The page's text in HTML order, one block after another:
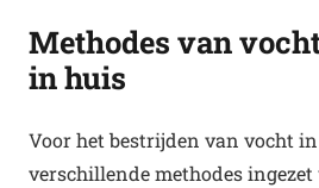
Methodes van
in huis
Voor het bestrijden van vocht
verschillende methodes ingezet